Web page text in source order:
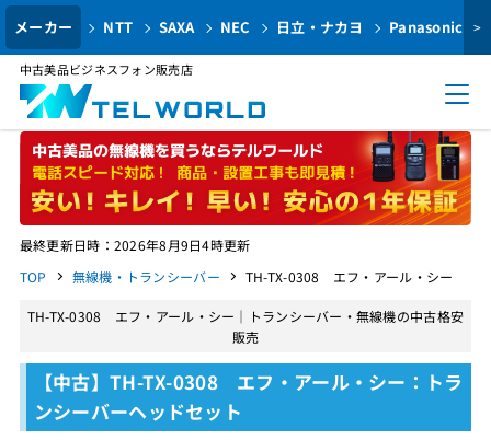
メーカー NTT SAXA NEC 日立・ナカヨ Panasonic >
中古美品ビジネスフォン販売店
最終更新日時：2026年8月9日4時更新
TOP
無線機・トランシーバー TH-TX-0308 エフ・アール・シー
TH-TX-0308 エフ・アール・シー｜トランシーバー・無線機の中古格安
販売
【中古】TH-TX-0308 エフ・アール・シー：トラ
ンシーバーヘッドセット